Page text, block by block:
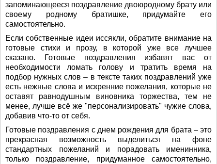
запоминающееся поздравление двоюродному брату или
своему родному братишке, придумайте его
самостоятельно.
Если собственные идеи иссякли, обратите внимание на
готовые стихи и прозу, в которой уже все лучшее
сказано. Готовые поздравления избавят вас от
необходимости ломать голову и тратить время на
подбор нужных слов – в тексте таких поздравлений уже
есть нежные слова и искренние пожелания, которые не
оставят равнодушным виновника торжества, тем не
менее, лучше всё же "персонализировать" чужие слова,
добавив что-то от себя.
Готовые поздравления с днем рождения для брата – это
прекрасная возможность выделиться на фоне
стандартных пожеланий и порадовать именинника,
только поздравление, придуманное самостоятельно,